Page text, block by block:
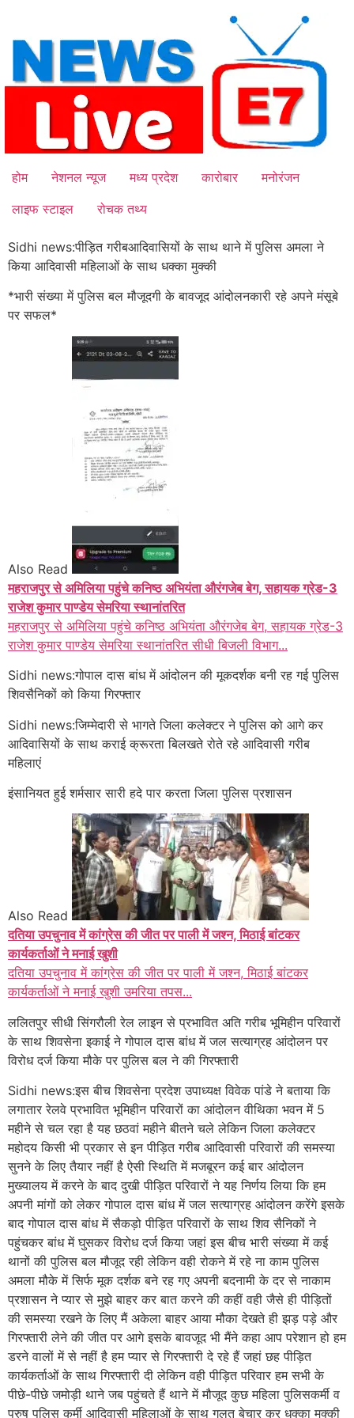
content
होम नेशनल न्यूज मध्य प्रदेश कारोबार
मनोरंजन
लाइफ स्टाइल
रोचक तथ्य
Sidhi news:पीड़ित गरीबआदिवासियों के साथ थाने में पुलिस अमला ने
किया आदिवासी महिलाओं के साथ धक्का मुक्की
*भारी संख्या में पुलिस बल मौजूदगी के बावजूद आंदोलनकारी रहे अपने मंसूबे
पर सफल*
Also Read
महराजपुर से अमिलिया पहुंचे कनिष्ठ अभियंता औरंगजेब बेग, सहायक ग्रेड-3
राजेश कुमार पाण्डेय सेमरिया स्थानांतरित
महराजपुर से अमिलिया पहुंचे कनिष्ठ अभियंता औरंगजेब बेग, सहायक ग्रेड-3
राजेश कुमार पाण्डेय सेमरिया स्थानांतरित सीधी बिजली विभाग...
Sidhi news:गोपाल दास बांध में आंदोलन की मूकदर्शक बनी रह गई पुलिस
शिवसैनिकों को किया गिरफ्तार
Sidhi news:जिम्मेदारी से भागते जिला कलेक्टर ने पुलिस को आगे कर
आदिवासियों के साथ कराई क्रूरता बिलखते रोते रहे आदिवासी गरीब
महिलाएं
इंसानियत हुई शर्मसार सारी हदे पार करता जिला पुलिस प्रशासन
Also Read
दतिया उपचुनाव में कांग्रेस की जीत पर पाली में जश्न, मिठाई बांटकर
कार्यकर्ताओं ने मनाई खुशी
दतिया उपचुनाव में कांग्रेस की जीत पर पाली में जश्न, मिठाई बांटकर
कार्यकर्ताओं ने मनाई खुशी उमरिया तपस...
ललितपुर सीधी सिंगरौली रेल लाइन से प्रभावित अति गरीब भूमिहीन परिवारों
के साथ शिवसेना इकाई ने गोपाल दास बांध में जल सत्याग्रह आंदोलन पर
विरोध दर्ज किया मौके पर पुलिस बल ने की गिरफ्तारी
Sidhi news:इस बीच शिवसेना प्रदेश उपाध्यक्ष विवेक पांडे ने बताया कि
लगातार रेलवे प्रभावित भूमिहीन परिवारों का आंदोलन वीथिका भवन में 5
महीने से चल रहा है यह छठवां महीने बीतने चले लेकिन जिला कलेक्टर
महोदय किसी भी प्रकार से इन पीड़ित गरीब आदिवासी परिवारों की समस्या
सुनने के लिए तैयार नहीं है ऐसी स्थिति में मजबूरन कई बार आंदोलन
मुख्यालय में करने के बाद दुखी पीड़ित परिवारों ने यह निर्णय लिया कि हम
अपनी मांगों को लेकर गोपाल दास बांध में जल सत्याग्रह आंदोलन करेंगे इसके
बाद गोपाल दास बांध में सैकड़ो पीड़ित परिवारों के साथ शिव सैनिकों ने
पहुंचकर बांध में घुसकर विरोध दर्ज किया जहां इस बीच भारी संख्या में कई
थानों की पुलिस बल मौजूद रही लेकिन वही रोकने में रहे ना काम पुलिस
अमला मौके में सिर्फ मूक दर्शक बने रह गए अपनी बदनामी के दर से नाकाम
प्रशासन ने प्यार से मुझे बाहर कर बात करने की कहीं वही जैसे ही पीड़ितों
की समस्या रखने के लिए मैं अकेला बाहर आया मौका देखते ही झड़ पड़े और
गिरफ्तारी लेने की जीत पर आगे इसके बावजूद भी मैंने कहा आप परेशान हो हम
डरने वालों में से नहीं है हम प्यार से गिरफ्तारी दे रहे हैं जहां छह पीड़ित
कार्यकर्ताओं के साथ गिरफ्तारी दी लेकिन वही पीड़ित परिवार हम सभी के
पीछे-पीछे जमोड़ी थाने जब पहुंचते हैं थाने में मौजूद कुछ महिला पुलिसकर्मी व
पुरुष पुलिस कर्मी आदिवासी महिलाओं के साथ गलत बेचार कर धक्का मुक्की